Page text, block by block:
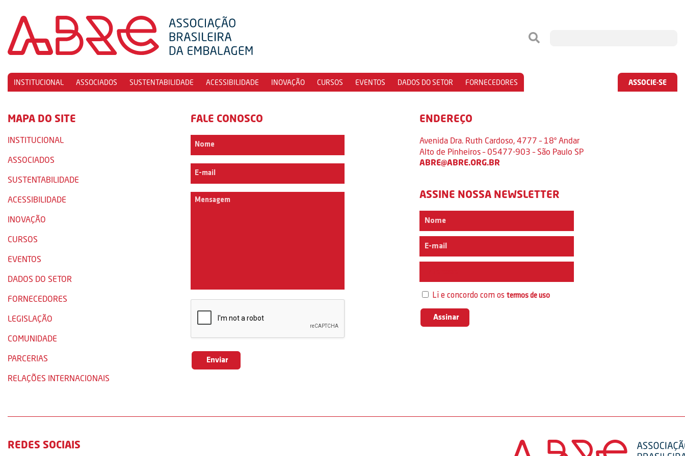
INSTITUCIONAL ASSOCIADOS SUSTENTABILIDADE ACESSIBILIDADE INOVAÇÃO CURSOS EVENTOS DADOS DO SETOR FORNECEDORES ASSOCIE-SE
MAPA DO SITE
INSTITUCIONAL
ASSOCIADOS
SUSTENTABILIDADE
ACESSIBILIDADE
INOVAÇÃO
CURSOS
EVENTOS
DADOS DO SETOR
FORNECEDORES
LEGISLAÇÃO
COMUNIDADE
PARCERIAS
RELAÇÕES INTERNACIONAIS
FALE CONOSCO ENDEREÇO
Avenida Dra. Ruth Cardoso, 4777 – 18º Andar
Alto de Pinheiros – 05477-903 – São Paulo SP
ABRE@ABRE.ORG.BR
ASSINE NOSSA NEWSLETTER
Li e concordo com ostermos de uso
REDES SOCIAIS